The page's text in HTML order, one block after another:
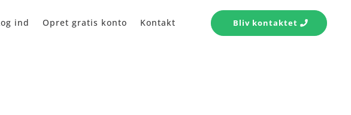
ind Opret gratis konto Kontakt Bliv kontaktet